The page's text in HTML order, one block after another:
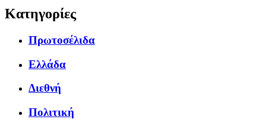
Κατηγορίες
Πρωτοσέλιδα
Ελλάδα
Διεθνή
Πολιτική